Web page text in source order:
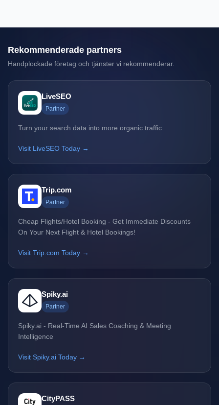
Rekommenderade partners
Handplockade företag och tjänster vi rekommenderar.
LiveSEO
Partner
Turn your search data into more organic traffic
Visit LiveSEO Today →
Trip.com
Partner
Cheap Flights/Hotel Booking - Get Immediate Discounts
On Your Next Flight & Hotel Bookings!
Visit Trip.com Today →
Spiky.ai
Partner
Spiky.ai - Real-Time AI Sales Coaching & Meeting
Intelligence
Visit Spiky.ai Today →
CityPASS